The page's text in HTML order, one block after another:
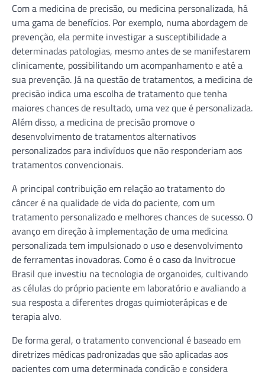
Com a medicina de precisão, ou medicina personalizada, há
uma gama de benefícios. Por exemplo, numa abordagem de
prevenção, ela permite investigar a susceptibilidade a
determinadas patologias, mesmo antes de se manifestarem
clinicamente, possibilitando um acompanhamento e até a
sua prevenção. Já na questão de tratamentos, a medicina de
precisão indica uma escolha de tratamento que tenha
maiores chances de resultado, uma vez que é personalizada.
Além disso, a medicina de precisão promove o
desenvolvimento de tratamentos alternativos
personalizados para indivíduos que não responderiam aos
tratamentos convencionais.
A principal contribuição em relação ao tratamento do
câncer é na qualidade de vida do paciente, com um
tratamento personalizado e melhores chances de sucesso. O
avanço em direção à implementação de uma medicina
personalizada tem impulsionado o uso e desenvolvimento
de ferramentas inovadoras. Como é o caso da Invitrocue
Brasil que investiu na tecnologia de organoides, cultivando
as células do próprio paciente em laboratório e avaliando a
sua resposta a diferentes drogas quimioterápicas e de
terapia alvo.
De forma geral, o tratamento convencional é baseado em
diretrizes médicas padronizadas que são aplicadas aos
pacientes com uma determinada condição e considera